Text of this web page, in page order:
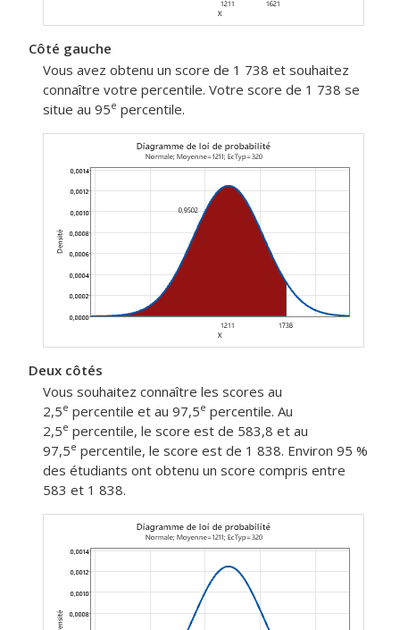
Côté gauche
Vous avez obtenu un score de 1 738 et souhaitez
connaître votre percentile. Votre score de 1 738 se
situe au 95e percentile.
Deux côtés
Vous souhaitez connaître les scores au
2,5e percentile et au 97,5e percentile. Au
2,5e percentile, le score est de 583,8 et au
97,5e percentile, le score est de 1 838. Environ 95 %
des étudiants ont obtenu un score compris entre
583 et 1 838.